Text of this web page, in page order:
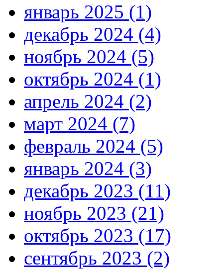
январь 2025 (1)
декабрь 2024 (4)
ноябрь 2024 (5)
октябрь 2024 (1)
апрель 2024 (2)
март 2024 (7)
февраль 2024 (5)
январь 2024 (3)
декабрь 2023 (11)
ноябрь 2023 (21)
октябрь 2023 (17)
сентябрь 2023 (2)